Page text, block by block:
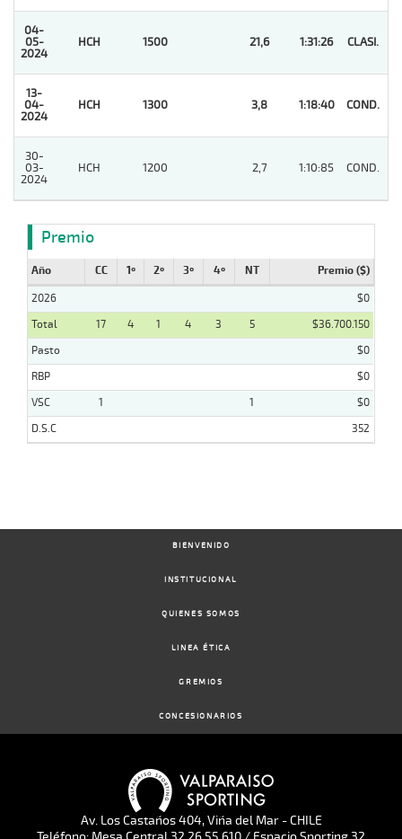
04-
05-
2024
HCH 1500 21,6 1:31:26 CLASI.
13-
04-
2024
HCH 1300 3,8 1:18:40 COND.
30-
03-
2024
HCH 1200 2,7 1:10:85 COND.
Premio
Año CC 1º 2º 3º 4º NT Premio ($)
2026
$0
Total
17 4 1 4 3 5
$36.700.150
Pasto
$0
RBP
$0
VSC
1 1
$0
D.S.C
352
BIENVENIDO
INSTITUCIONAL
QUIENES SOMOS
LINEA ÉTICA
GREMIOS
CONCESIONARIOS
Av. Los Castaños 404, Viña del Mar - CHILE